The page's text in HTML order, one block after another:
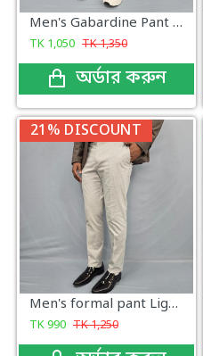
Men's Gabardine Pant Olive Color
TK 1,050 TK1,350
অর্ডার করুন
21% DISCOUNT
Men's formal pant Light Ash Eid Collection
TK990 TK1,250